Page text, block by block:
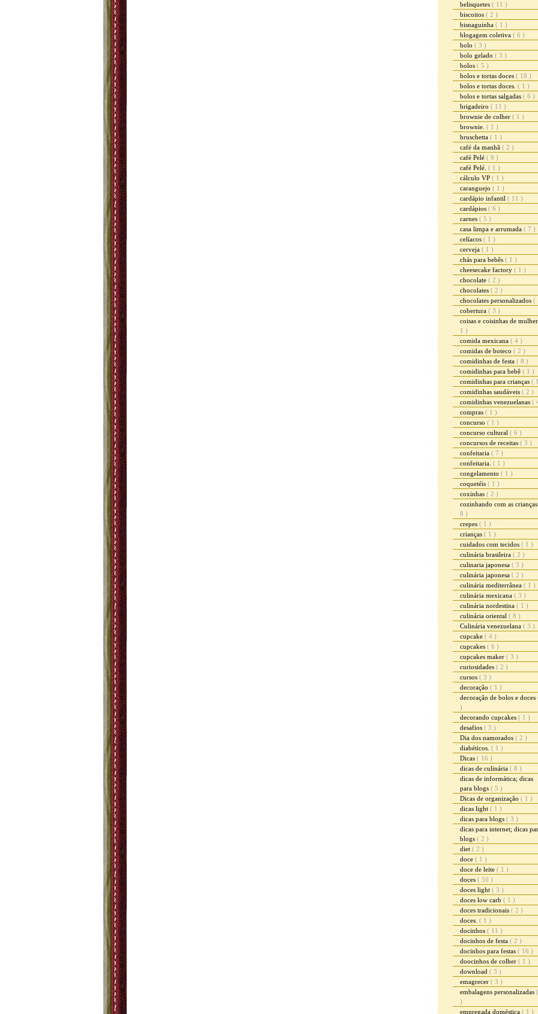
belisquetes ( 11 )
biscoitos ( 2 )
bisnaguinha ( 1 )
blogagem coletiva ( 6 )
bolo ( 3 )
bolo gelado ( 3 )
bolos ( 5 )
bolos e tortas doces ( 18 )
bolos e tortas doces. ( 1 )
bolos e tortas salgadas ( 6 )
brigadeiro ( 11 )
brownie de colher ( 1 )
brownie. ( 1 )
bruschetta ( 1 )
café da manhã ( 2 )
café Pelé ( 9 )
café Pelé. ( 1 )
cálculo VP ( 1 )
caranguejo ( 1 )
cardápio infantil ( 11 )
cardápios ( 6 )
carnes ( 5 )
casa limpa e arrumada ( 7 )
celíacos ( 1 )
cerveja ( 1 )
chás para bebês ( 1 )
cheesecake factory ( 1 )
chocolate ( 2 )
chocolates ( 2 )
chocolates personalizados (
cobertura ( 3 )
coisas e coisinhas de
1 )
comida mexicana ( 4 )
comidas de boteco ( 2 )
comidinhas de festa ( 8 )
comidinhas para bebê ( 1 )
comidinhas para crianças (
comidinhas saudáveis ( 2 )
comidinhas venezuelanas (
compras ( 1 )
concurso ( 1 )
concurso cultural ( 6 )
concursos de receitas ( 3 )
confeitaria ( 7 )
confeitaria. ( 1 )
congelamento ( 1 )
coquetéis ( 1 )
coxinhas ( 2 )
cozinhando com as
8 )
crepes ( 1 )
crianças ( 1 )
cuidados com tecidos ( 1 )
culinária brasileira ( 2 )
culinaria japonesa ( 3 )
culinária japonesa ( 2 )
culinária mediterrânea ( 1 )
culinária mexicana ( 3 )
culinária nordestina ( 1 )
culinária oriental ( 8 )
Culinária venezuelana ( 3 )
cupcake ( 4 )
cupcakes ( 6 )
cupcakes maker ( 3 )
curiosidades ( 2 )
cursos ( 3 )
decoração ( 1 )
decoração de bolos e doces
)
decorando cupcakes ( 1 )
desafios ( 3 )
Dia dos namorados ( 2 )
diabéticos. ( 1 )
Dicas ( 16 )
dicas de culinária ( 8 )
dicas de informática; dicas
para blogs ( 5 )
Dicas de organização ( 1 )
dicas light ( 1 )
dicas para blogs ( 3 )
dicas para internet; dicas
blogs ( 2 )
diet ( 2 )
doce ( 1 )
doce de leite ( 1 )
doces ( 50 )
doces light ( 3 )
doces low carb ( 1 )
doces tradicionais ( 2 )
doces. ( 1 )
docinhos ( 11 )
docinhos de festa ( 2 )
docinhos para festas ( 16 )
doocinhos de colher ( 1 )
download ( 3 )
emagrecer ( 3 )
embalagens personalizadas
)
empregada doméstica ( 1 )